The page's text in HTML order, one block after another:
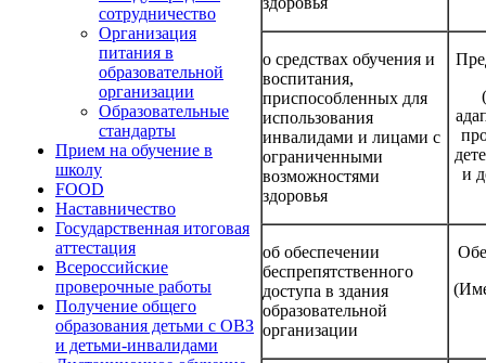
сотрудничество
Организация
питания в
образовательной
организации
Образовательные
стандарты
Прием на обучение в
школу
FOOD
Наставничество
Государственная итоговая
аттестация
Всероссийские
проверочные работы
Получение общего
образования детьми с ОВЗ
и детьми-инвалидами
о средствах обучения и
воспитания,
приспособленных для
использования
инвалидами и лицами с
ограниченными
возможностями
здоровья
и
об обеспечении
беспрепятственного
доступа в здания
образовательной
организации